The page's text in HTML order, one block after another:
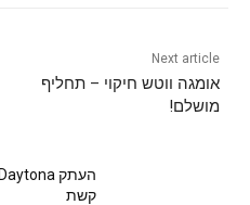
Next article
אומגה ווטש חיקוי – תחליף
מושלם!
קשת